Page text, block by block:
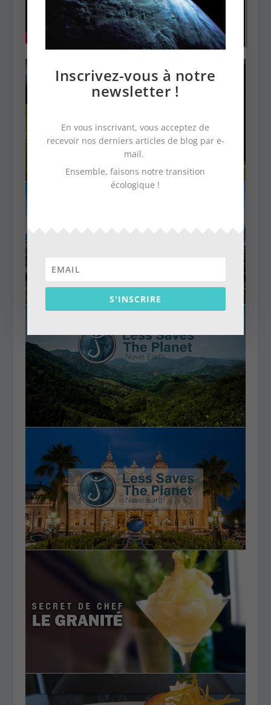
Inscrivez-vous à notre
newsletter !
En vous inscrivant, vous acceptez de
recevoir nos derniers articles de blog par e-
mail.
Ensemble, faisons notre transition
écologique !
S'INSCRIRE